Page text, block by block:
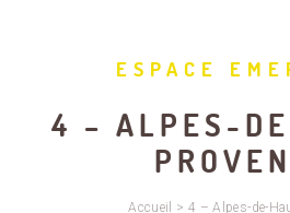
ESPACE
4 – ALPES-
Accueil > 4 – Alpes-de-